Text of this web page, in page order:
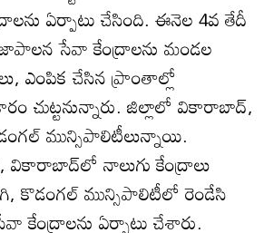
ఏర్పాటు చేసింది. ఈనెల 4వ తేదీ
సేవా కేంద్రాలను మండల
ఎంపిక చేసిన ప్రాంతాల్లో
చుట్టనున్నారు. జిల్లాలో వికారాబాద్‌,
మున్సిపాలిటీలున్నాయి.
వికారాబాద్‌లో నాలుగు కేంద్రాలు
కొడంగల్‌ మున్సిపాలిటీలో రెండేసి
కేంద్రాలను ఏర్పాటు చేశారు.